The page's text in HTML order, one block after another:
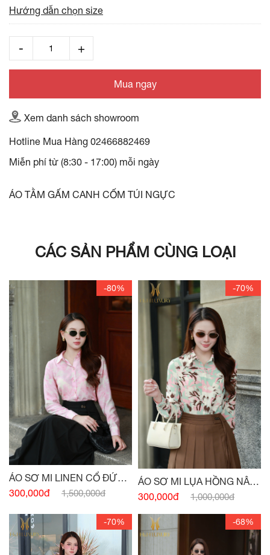
Hướng dẫn chọn size
Mua ngay
Xem danh sách showroom
Hotline Mua Hàng 02466882469
Miễn phí từ (8:30 - 17:00) mỗi ngày
ÁO TẰM GẤM CANH CỐM TÚI NGỰC
CÁC SẢN PHẨM CÙNG LOẠI
-80%
ÁO SƠ MI LINEN CỔ ĐỨC
HỒNG PASTEL
300,000đ 1,500,000đ
-70%
ÁO SƠ MI LỤA HỒNG NÂU
TÂY CỔ ĐỨC
300,000đ 1,000,000đ
-70% -68%